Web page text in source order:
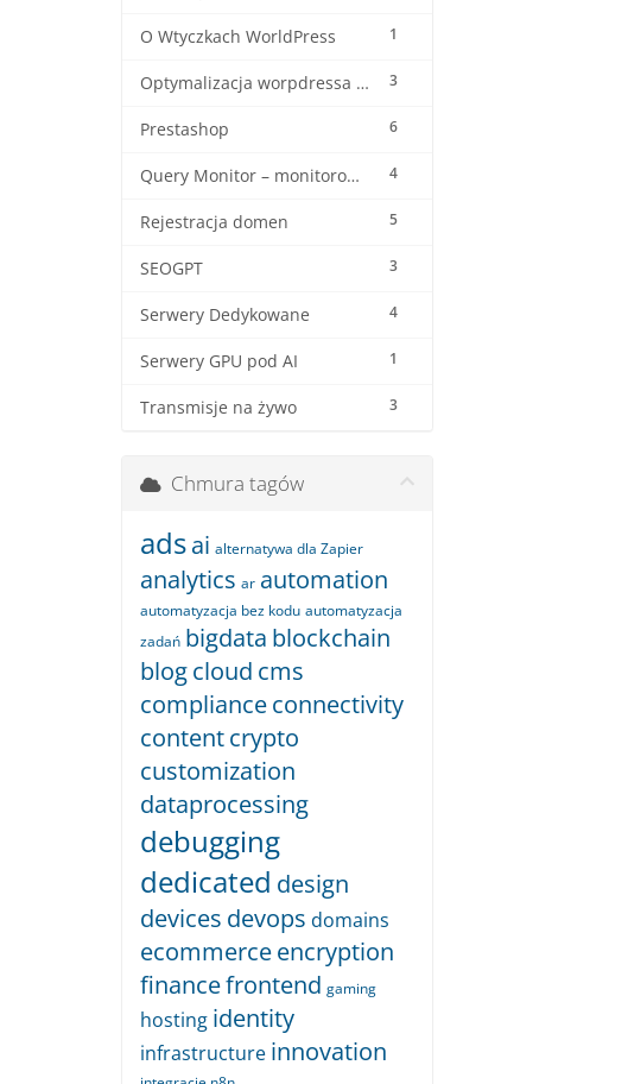
1
O Wtyczkach WorldPress
3
Optymalizacja worpdressa i woocommerca
6
Prestashop
4
Query Monitor – monitorowanie wordpressa
5
Rejestracja domen
3
SEOGPT
4
Serwery Dedykowane
1
Serwery GPU pod AI
3
Transmisje na żywo
Chmura tagów
adsai alternatywa dla Zapier
analytics ar automation
automatyzacja bez kodu automatyzacja
zadań bigdata blockchain
blogcloud cms
complianceconnectivity
contentcrypto
customization
dataprocessing
debugging
dedicated design
devices devops domains
ecommerceencryption
financefrontend gaming
hosting identity
infrastructure innovation